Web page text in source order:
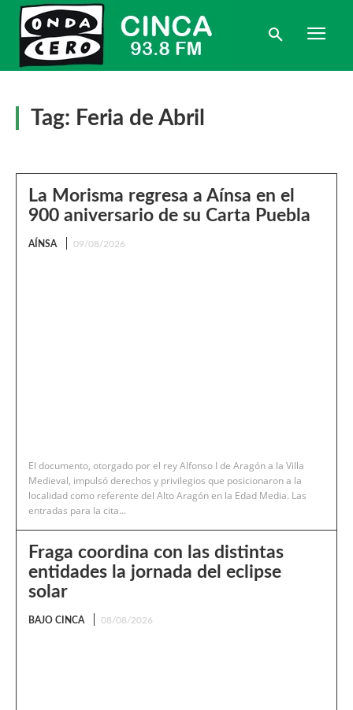
Tag: Feria de Abril
La Morisma regresa a Aínsa en el
900 aniversario de su Carta Puebla
AÍNSA 09/08/2026
El documento, otorgado por el rey Alfonso I de Aragón a la Villa
Medieval, impulsó derechos y privilegios que posicionaron a la
localidad como referente del Alto Aragón en la Edad Media. Las
entradas para la cita...
Fraga coordina con las distintas
entidades la jornada del eclipse
solar
BAJO CINCA 08/08/2026